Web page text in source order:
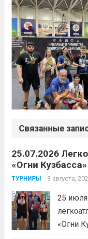
Связанные
25.07.2026
«Огни Кузбасса»
ТУРНИРЫ 3 августа,
25
«Огни